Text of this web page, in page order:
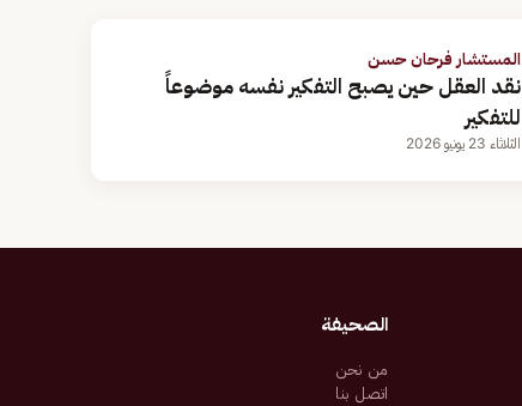
المستشار فرحان حسن
نقد العقل حين يصبح التفكير نفسه موضوعاً
للتفكير
الثلاثاء 23 يونيو 2026
الصحيفة
من نحن
اتصل بنا